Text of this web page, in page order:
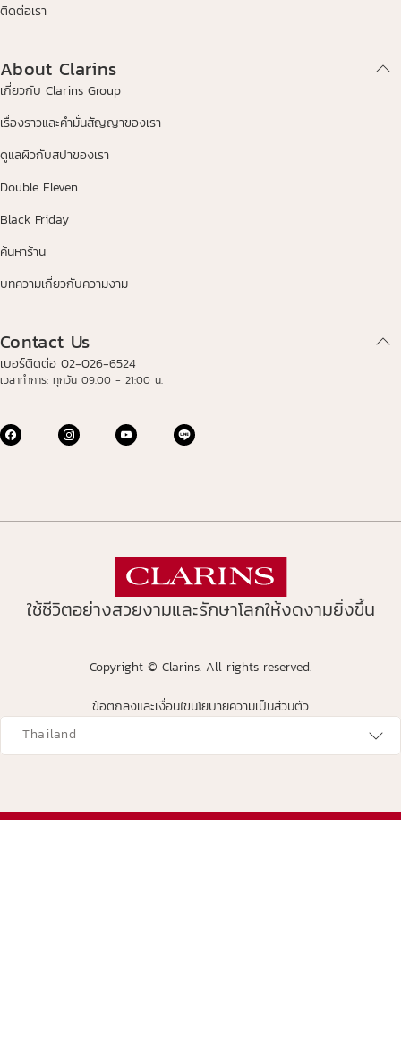
ติดต่อเรา
About Clarins
เกี่ยวกับ Clarins Group
เรื่องราวและคำมั่นสัญญาของเรา
ดูแลผิวกับสปาของเรา
Double Eleven
Black Friday
ค้นหาร้าน
บทความเกี่ยวกับความงาม
Contact Us
เบอร์ติดต่อ 02-026-6524
เวลาทำการ: ทุกวัน 09.00 - 21:00 น.
ใช้ชีวิตอย่างสวยงามและรักษาโลกให้งดงามยิ่งขึ้น
Copyright © Clarins. All rights reserved.
ข้อตกลงและเงื่อนไขนโยบายความเป็นส่วนตัว
Navigates to
Thailand